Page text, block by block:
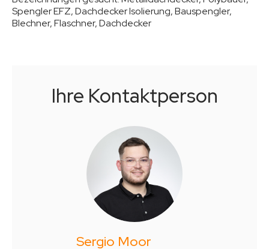
Spengler EFZ, Dachdecker Isolierung, Bauspengler,
Blechner, Flaschner, Dachdecker
Ihre Kontaktperson
Sergio Moor